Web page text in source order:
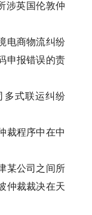
涉英国伦敦仲
电商物流纠纷
申报错误的责
多式联运纠纷
裁程序中在中
某公司之间所
仲裁裁决在天